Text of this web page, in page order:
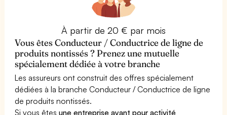
À partir de 20 € par mois
Vous êtes Conducteur / Conductrice de ligne de
produits nontissés ? Prenez une mutuelle
spécialement dédiée à votre branche
Les assureurs ont construit des offres spécialement
dédiées à la branche Conducteur / Conductrice de ligne
de produits nontissés.
Si vous êtesune entreprise ayant pour activité